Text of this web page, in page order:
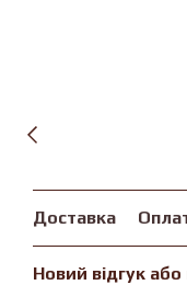
Доставка
Новий відгук